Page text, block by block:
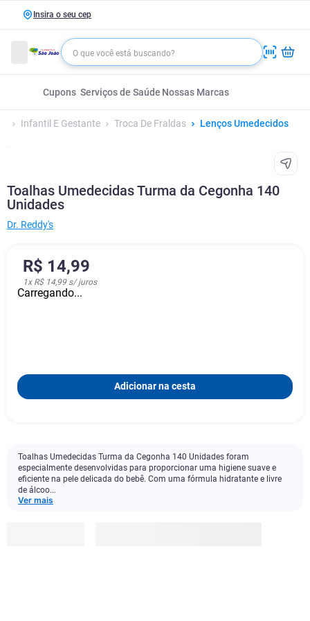
Insira o seu cep
Cupons Serviços de Saúde Nossas Marcas
Infantil E Gestante Troca De Fraldas Lenços Umedecidos
Toalhas Umedecidas Turma da Cegonha 140
Unidades
Dr. Reddy's
R$ 14,99
1x R$ 14,99s/ juros
Carregando...
Adicionar na cesta
Toalhas Umedecidas Turma da Cegonha 140 Unidades foram
especialmente desenvolvidas para proporcionar uma higiene suave e
eficiente na pele delicada do bebê. Com uma fórmula hidratante e livre
de álcoo...
Ver mais